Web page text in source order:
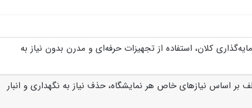
کلان، استفاده از تجهیزات حرفه‌ای و مدرن بدون نیاز به
بر اساس نیازهای خاص هر نمایشگاه، حذف نیاز به نگهداری و انبار